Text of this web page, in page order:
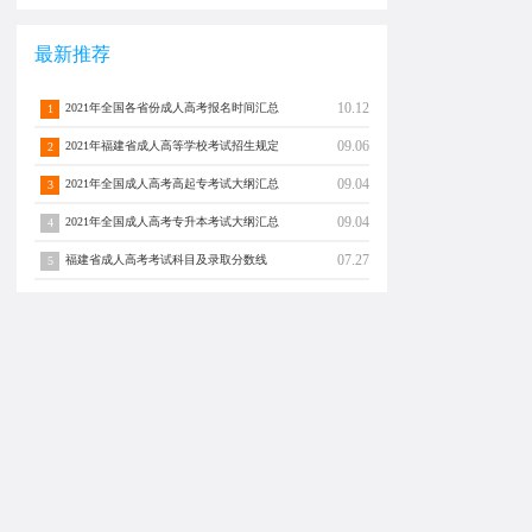
最新推荐
1 2021年全国各省份成人高考报名时间汇总 10.12
2 2021年福建省成人高等学校考试招生规定 09.06
3 2021年全国成人高考高起专考试大纲汇总 09.04
4 2021年全国成人高考专升本考试大纲汇总 09.04
5 福建省成人高考考试科目及录取分数线 07.27